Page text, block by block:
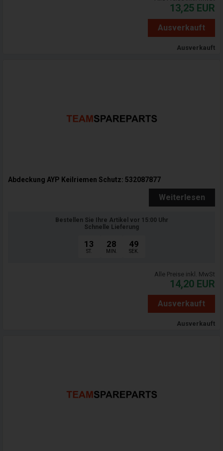
13,25 EUR
Ausverkauft
Ausverkauft
Abdeckung AYP Keilriemen Schutz: 532087877
Weiterlesen
Bestellen Sie Ihre Artikel vor 15:00 Uhr
Schnelle Lieferung
13
ST.
28
MIN.
47
SEK.
Alle Preise inkl. MwSt
14,20 EUR
Ausverkauft
Ausverkauft